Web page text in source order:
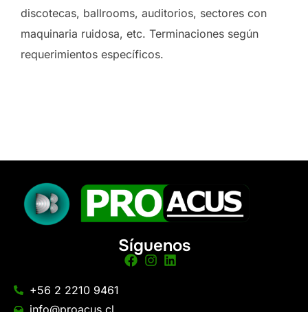
discotecas, ballrooms, auditorios, sectores con
maquinaria ruidosa, etc. Terminaciones según
requerimientos específicos.
Síguenos
+56 2 2210 9461
info@proacus.cl